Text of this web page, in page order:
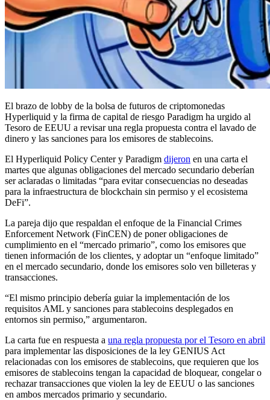
El brazo de lobby de la bolsa de futuros de criptomonedas
Hyperliquid y la firma de capital de riesgo Paradigm ha urgido al
Tesoro de EEUU a revisar una regla propuesta contra el lavado de
dinero y las sanciones para los emisores de stablecoins.
El Hyperliquid Policy Center y Paradigm dijeron en una carta el
martes que algunas obligaciones del mercado secundario deberían
ser aclaradas o limitadas “para evitar consecuencias no deseadas
para la infraestructura de blockchain sin permiso y el ecosistema
DeFi”.
La pareja dijo que respaldan el enfoque de la Financial Crimes
Enforcement Network (FinCEN) de poner obligaciones de
cumplimiento en el “mercado primario”, como los emisores que
tienen información de los clientes, y adoptar un “enfoque limitado”
en el mercado secundario, donde los emisores solo ven billeteras y
transacciones.
“El mismo principio debería guiar la implementación de los
requisitos AML y sanciones para stablecoins desplegados en
entornos sin permiso,” argumentaron.
La carta fue en respuesta a una regla propuesta por el Tesoro en abril
para implementar las disposiciones de la ley GENIUS Act
relacionadas con los emisores de stablecoins, que requieren que los
emisores de stablecoins tengan la capacidad de bloquear, congelar o
rechazar transacciones que violen la ley de EEUU o las sanciones
en ambos mercados primario y secundario.